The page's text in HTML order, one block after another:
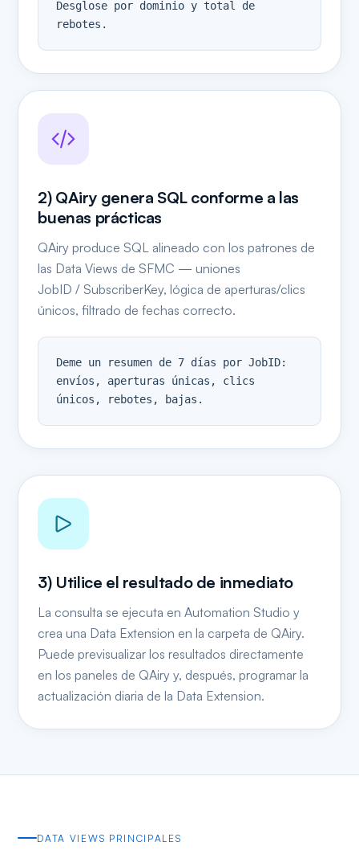
Desglose por dominio y total de
rebotes.
2) QAiry genera SQL conforme a las
buenas prácticas
QAiry produce SQL alineado con los patrones de
las Data Views de SFMC — uniones
JobID / SubscriberKey, lógica de aperturas/clics
únicos, filtrado de fechas correcto.
Deme un resumen de 7 días por JobID:
envíos, aperturas únicas, clics
únicos, rebotes, bajas.
3) Utilice el resultado de inmediato
La consulta se ejecuta en Automation Studio y
crea una Data Extension en la carpeta de QAiry.
Puede previsualizar los resultados directamente
en los paneles de QAiry y, después, programar la
actualización diaria de la Data Extension.
DATA VIEWS PRINCIPALES